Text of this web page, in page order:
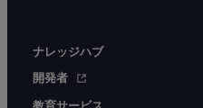
ナレッジハブ
開発者